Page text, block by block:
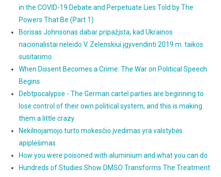
in the COVID-19 Debate and Perpetuate Lies Told by The
Powers That Be (Part 1)
Borisas Johnsonas dabar pripažįsta, kad Ukrainos
nacionalistai neleido V. Zelenskiui įgyvendinti 2019 m. taikos
susitarimo
When Dissent Becomes a Crime: The War on Political Speech
Begins
Debtpocalypse - The German cartel parties are beginning to
lose control of their own political system, and this is making
them a little crazy
Nekilnojamojo turto mokesčio įvedimas yra valstybės
apiplėšimas
How you were poisoned with aluminium and what you can do
Hundreds of Studies Show DMSO Transforms The Treatment